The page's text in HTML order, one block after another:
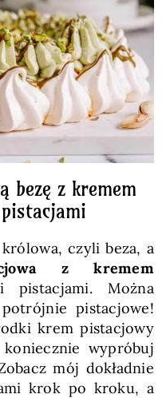
Pieczywo
Przetwory
Posiłki
Zdrowo i fit
SKLEP
Polski
bezę z kremem
czyli beza, a
z kremem
Można
pistacjowe!
krem pistacjowy
wypróbuj
mój dokładnie
krok po kroku, a